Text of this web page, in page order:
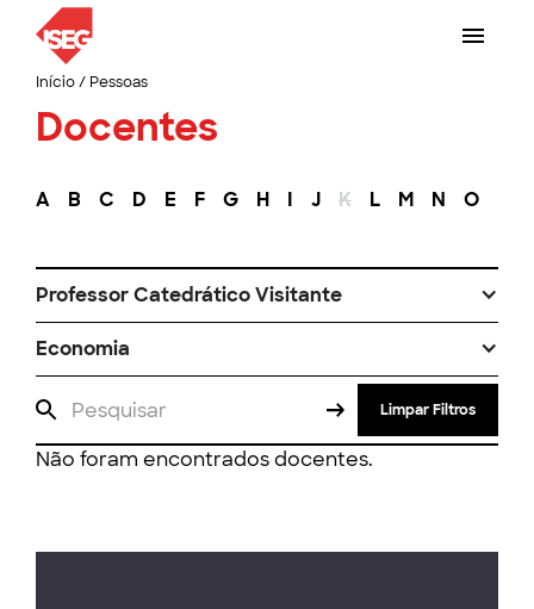
Início/ Pessoas
Docentes
A B C D E F G H I J K L M N O
Professor Catedrático Visitante
Economia
Limpar Filtros
Não foram encontrados docentes.